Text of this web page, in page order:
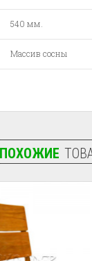
540 мм.
Массив сосны
ПОХОЖИЕ